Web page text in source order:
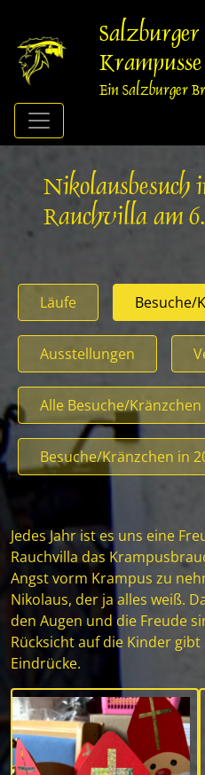
Inhalt
Salzburger
Krampusse
Ein Salzburger
Nikolausbesuch
Rauchvilla am
Läufe Besuche/
Ausstellungen
Alle Besuche/Kränzchen
Besuche/Kränzchen in
Jedes Jahr ist es uns eine
Rauchvilla das
Angst vorm Krampus zu
Nikolaus, der ja alles weiß.
den Augen und die Freude
Rücksicht auf die Kinder
Eindrücke.